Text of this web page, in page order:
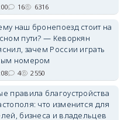
Балаклава
утвердили
застройки центра
туристический
16 6316
наш бронепоезд стоит на
пути? — Кеворкян
зачем России играть
номером
4 2550
правила благоустройства
что изменится для
бизнеса и владельцев